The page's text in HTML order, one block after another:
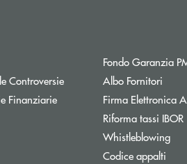
Controversie
Finanziarie
Fondo Garanzia
Albo Fornitori
Firma Elettronica
Riforma tassi IBOR
Whistleblowing
Codice appalti